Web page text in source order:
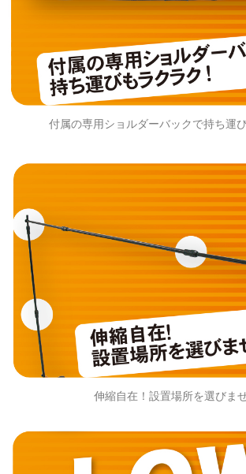
付属の専用ショルダーバックで持ち運
伸縮自在！設置場所を選びま